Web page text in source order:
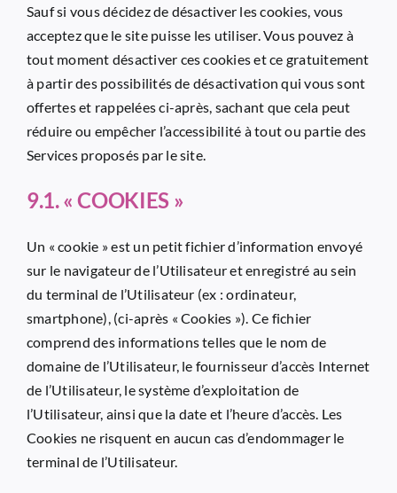
Sauf si vous décidez de désactiver les cookies, vous
acceptez que le site puisse les utiliser. Vous pouvez à
tout moment désactiver ces cookies et ce gratuitement
à partir des possibilités de désactivation qui vous sont
offertes et rappelées ci-après, sachant que cela peut
réduire ou empêcher l’accessibilité à tout ou partie des
Services proposés par le site.
9.1. « COOKIES »
Un « cookie » est un petit fichier d’information envoyé
sur le navigateur de l’Utilisateur et enregistré au sein
du terminal de l’Utilisateur (ex : ordinateur,
smartphone), (ci-après « Cookies »). Ce fichier
comprend des informations telles que le nom de
domaine de l’Utilisateur, le fournisseur d’accès Internet
de l’Utilisateur, le système d’exploitation de
l’Utilisateur, ainsi que la date et l’heure d’accès. Les
Cookies ne risquent en aucun cas d’endommager le
terminal de l’Utilisateur.